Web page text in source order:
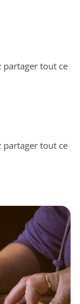
partager tout ce
partager tout ce